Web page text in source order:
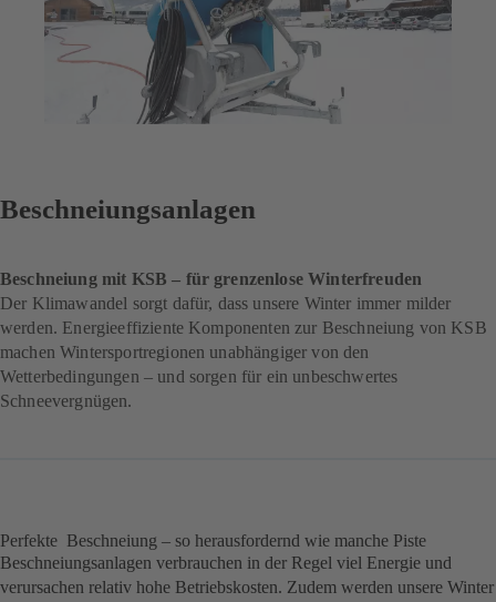
Beschneiungsanlagen
Beschneiung mit KSB – für grenzenlose Winterfreuden
Der Klimawandel sorgt dafür, dass unsere Winter immer milder
werden. Energieeffiziente Komponenten zur Beschneiung von KSB
machen Wintersportregionen unabhängiger von den
Wetterbedingungen – und sorgen für ein unbeschwertes
Schneevergnügen.
Perfekte Beschneiung – so herausfordernd wie manche Piste
Beschneiungsanlagen verbrauchen in der Regel viel Energie und
verursachen relativ hohe Betriebskosten. Zudem werden unsere Winter